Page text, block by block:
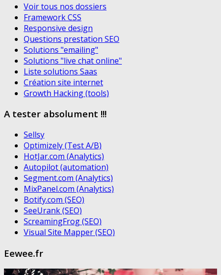
Voir tous nos dossiers
Framework CSS
Responsive design
Questions prestation SEO
Solutions "emailing"
Solutions "live chat online"
Liste solutions Saas
Création site internet
Growth Hacking (tools)
A tester absolument !!!
Sellsy
Optimizely (Test A/B)
HotJar.com (Analytics)
Autopilot (automation)
Segment.com (Analytics)
MixPanel.com (Analytics)
Botify.com (SEO)
SeeUrank (SEO)
ScreamingFrog (SEO)
Visual Site Mapper (SEO)
Eewee.fr